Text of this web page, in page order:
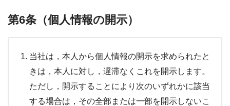
第6条（個人情報の開示）
当社は，本人から個人情報の開示を求められたと
きは，本人に対し，遅滞なくこれを開示します。
ただし，開示することにより次のいずれかに該当
する場合は，その全部または一部を開示しないこ